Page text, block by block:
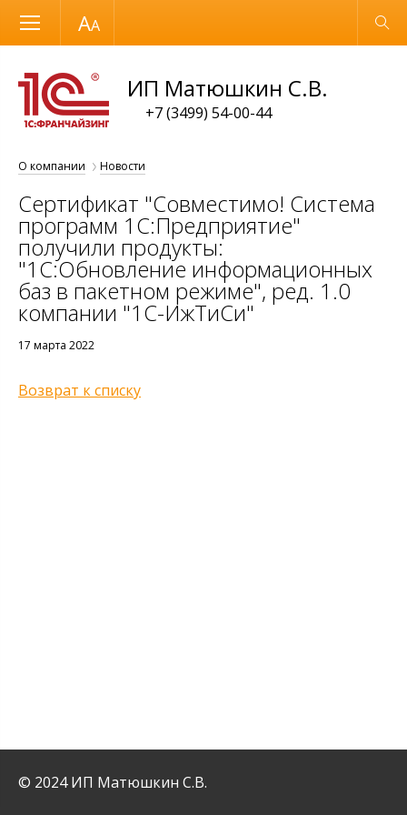
Размер шрифта Обычная версия
ИП Матюшкин С.В.
+7 (3499) 54-00-44
О компании Новости
Сертификат "Совместимо! Система
программ 1С:Предприятие"
получили продукты:
"1С:Обновление информационных
баз в пакетном режиме", ред. 1.0
компании "1С-ИжТиСи"
17 марта 2022
Возврат к списку
© 2024 ИП Матюшкин С.В.